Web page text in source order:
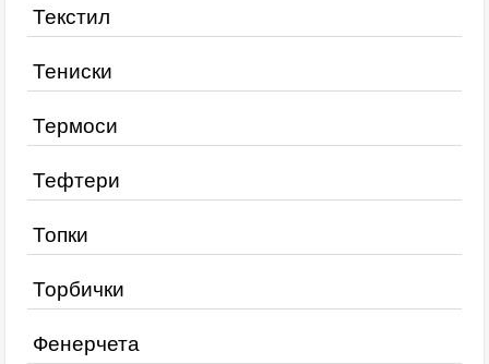
Текстил
Тениски
Термоси
Тефтери
Топки
Торбички
Фенерчета